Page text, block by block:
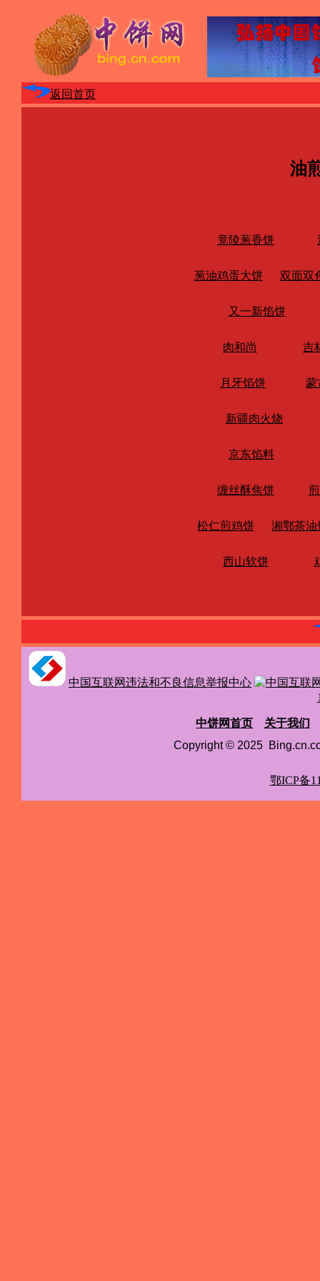
返回首页
油
竟陵葱香饼
葱油鸡蛋大饼 双面双
又一新馅饼
肉和尚 吉
月牙馅饼 蒙
新疆肉火烧
京东馅料
缠丝酥焦饼
松仁煎鸡饼 湘鄂茶油
西山软饼
中国互联网违法和不良信息举报中心
中饼网首页
关于我们
Copyright © 2025
鄂ICP备